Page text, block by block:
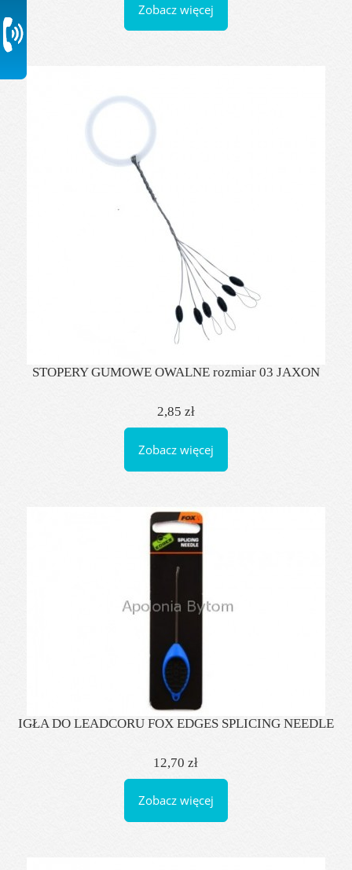
Zobacz więcej
STOPERY GUMOWE OWALNE rozmiar 03 JAXON
2,85 zł
Zobacz więcej
IGŁA DO LEADCORU FOX EDGES SPLICING NEEDLE
12,70 zł
Zobacz więcej